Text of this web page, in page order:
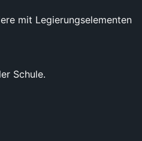
mit Legierungselementen
Schule.